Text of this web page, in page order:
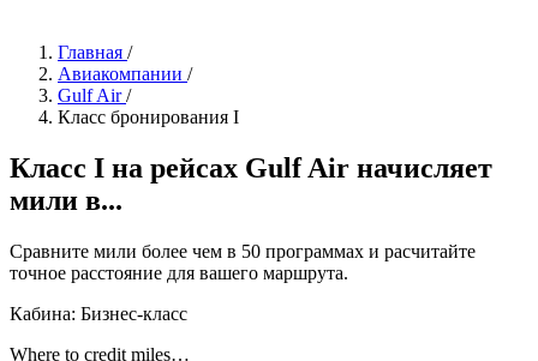
Главная /
Авиакомпании /
Gulf Air /
Класс бронирования I
Класс I на рейсах Gulf Air начисляет
мили в...
Сравните мили более чем в 50 программах и расчитайте
точное расстояние для вашего маршрута.
Кабина: Бизнес-класс
Where to credit miles…